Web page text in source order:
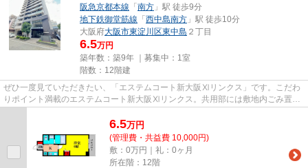
阪急京都本線 「 南方 」駅 徒歩9分
地下鉄御堂筋線 「 西中島南方 」駅 徒歩10分
大阪府大阪市東淀川区東中島 ２丁目
6.5万円
築年数：築9年 ｜募集中： 1室
階数：12階建
ぜひ一度見ていただきたい、「エステムコート新大阪Ⅺリンクス」です。こだわ
りポイント満載のエステムコート新大阪Ⅺリンクス。共用部には敷地内ごみ置き
6.5万円
(管理費・共益費 10,000円)
敷：0万円｜礼：0ヶ月
所在階：12階